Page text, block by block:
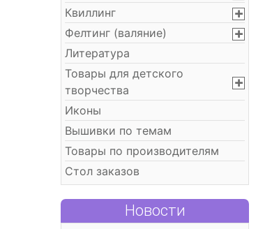
Квиллинг
Фелтинг (валяние)
Литература
Товары для детского
творчества
Иконы
Вышивки по темам
Товары по производителям
Стол заказов
Новости